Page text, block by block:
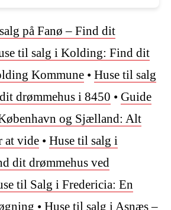
på Fanø – Find dit
til salg i Kolding: Find dit
Kommune • Huse til salg
drømmehus i 8450 • Guide
og Sjælland: Alt
at vide • Huse til salg i
dit drømmehus ved
til Salg i Fredericia: En
• Huse til salg i Asnæs –